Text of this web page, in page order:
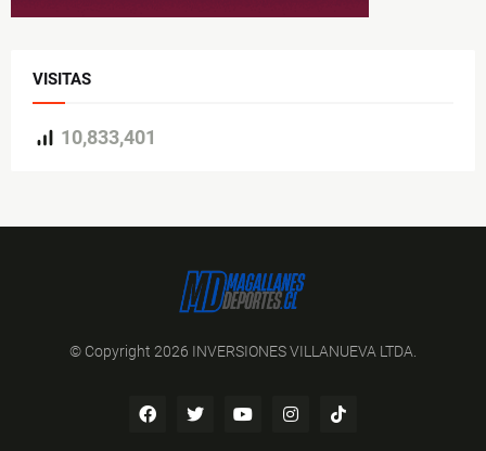
VISITAS
10,833,401
© Copyright 2026 INVERSIONES VILLANUEVA LTDA.